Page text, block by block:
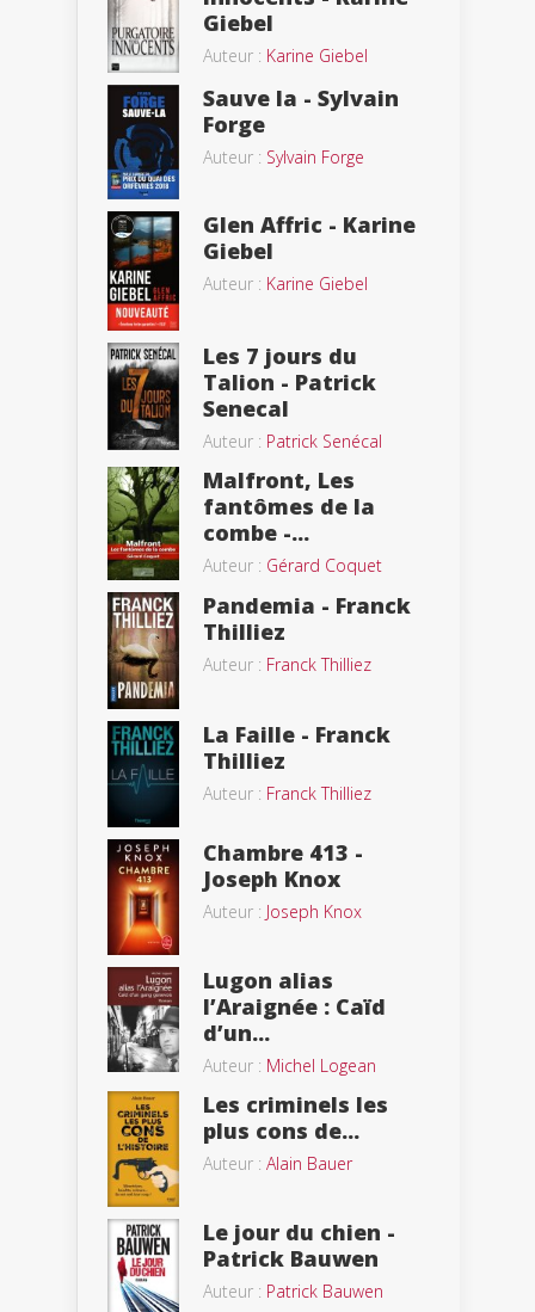
Giebel
Auteur : Karine Giebel
Sauve la - Sylvain
Forge
Auteur : Sylvain Forge
Glen Affric - Karine
Giebel
Auteur : Karine Giebel
Les 7 jours du
Talion - Patrick
Senecal
Auteur : Patrick Senécal
Malfront, Les
fantômes de la
combe -...
Auteur : Gérard Coquet
Pandemia - Franck
Thilliez
Auteur : Franck Thilliez
La Faille - Franck
Thilliez
Auteur : Franck Thilliez
Chambre 413 -
Joseph Knox
Auteur : Joseph Knox
Lugon alias
l’Araignée : Caïd
d’un...
Auteur : Michel Logean
Les criminels les
plus cons de...
Auteur : Alain Bauer
Le jour du chien -
Patrick Bauwen
Auteur : Patrick Bauwen